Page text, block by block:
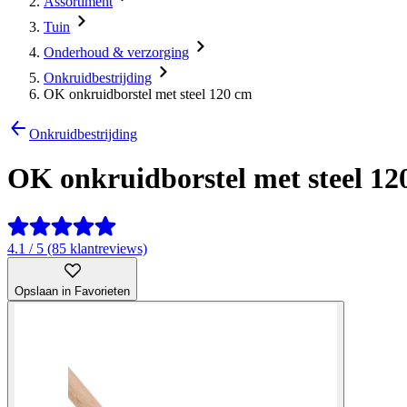
Tuin
Onderhoud & verzorging
Onkruidbestrijding
OK onkruidborstel met steel 120 cm
Onkruidbestrijding
OK onkruidborstel met steel
4.1 / 5 (85 klantreviews)
Opslaan in Favorieten